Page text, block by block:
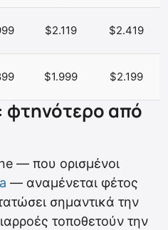
$2.119 $2.419
$1.999 $2.199
φτηνότερο από
— που ορισμένοι
— αναμένεται φέτος
σημαντικά την
τοποθετούν την